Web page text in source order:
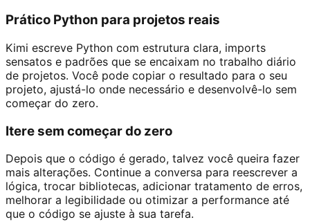
Prático Python para projetos reais
Kimi escreve Python com estrutura clara, imports
sensatos e padrões que se encaixam no trabalho diário
de projetos. Você pode copiar o resultado para o seu
projeto, ajustá-lo onde necessário e desenvolvê-lo sem
começar do zero.
Itere sem começar do zero
Depois que o código é gerado, talvez você queira fazer
mais alterações. Continue a conversa para reescrever a
lógica, trocar bibliotecas, adicionar tratamento de erros,
melhorar a legibilidade ou otimizar a performance até
que o código se ajuste à sua tarefa.